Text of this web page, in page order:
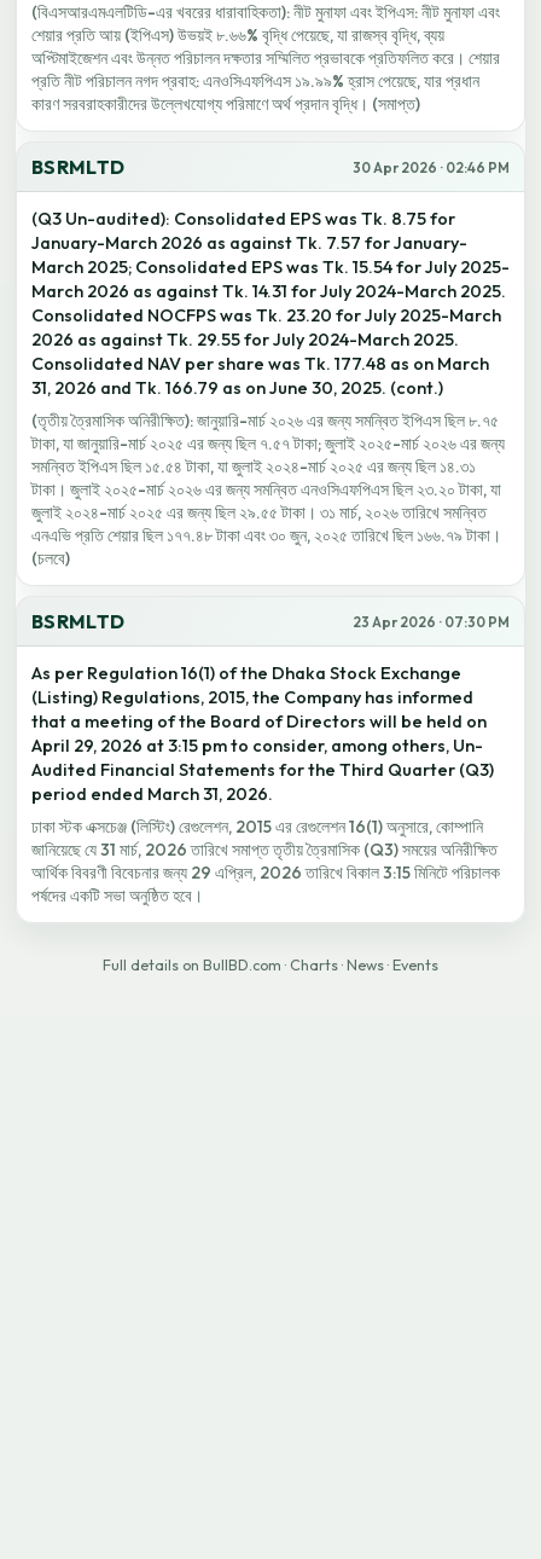
(বিএসআরএমএলটিডি-এর খবরের ধারাবাহিকতা): নীট মুনাফা এবং ইপিএস: নীট মুনাফা এবং
শেয়ার প্রতি আয় (ইপিএস) উভয়ই ৮.৬৬% বৃদ্ধি পেয়েছে, যা রাজস্ব বৃদ্ধি, ব্যয়
অপ্টিমাইজেশন এবং উন্নত পরিচালন দক্ষতার সম্মিলিত প্রভাবকে প্রতিফলিত করে। শেয়ার
প্রতি নীট পরিচালন নগদ প্রবাহ: এনওসিএফপিএস ১৯.৯৯% হ্রাস পেয়েছে, যার প্রধান
কারণ সরবরাহকারীদের উল্লেখযোগ্য পরিমাণে অর্থ প্রদান বৃদ্ধি। (সমাপ্ত)
BSRMLTD 30 Apr 2026 · 02:46 PM
(Q3 Un-audited): Consolidated EPS was Tk. 8.75 for
January-March 2026 as against Tk. 7.57 for January-
March 2025; Consolidated EPS was Tk. 15.54 for July 2025-
March 2026 as against Tk. 14.31 for July 2024-March 2025.
Consolidated NOCFPS was Tk. 23.20 for July 2025-March
2026 as against Tk. 29.55 for July 2024-March 2025.
Consolidated NAV per share was Tk. 177.48 as on March
31, 2026 and Tk. 166.79 as on June 30, 2025. (cont.)
(তৃতীয় ত্রৈমাসিক অনিরীক্ষিত): জানুয়ারি-মার্চ ২০২৬ এর জন্য সমন্বিত ইপিএস ছিল ৮.৭৫
টাকা, যা জানুয়ারি-মার্চ ২০২৫ এর জন্য ছিল ৭.৫৭ টাকা; জুলাই ২০২৫-মার্চ ২০২৬ এর জন্য
সমন্বিত ইপিএস ছিল ১৫.৫৪ টাকা, যা জুলাই ২০২৪-মার্চ ২০২৫ এর জন্য ছিল ১৪.৩১
টাকা। জুলাই ২০২৫-মার্চ ২০২৬ এর জন্য সমন্বিত এনওসিএফপিএস ছিল ২৩.২০ টাকা, যা
জুলাই ২০২৪-মার্চ ২০২৫ এর জন্য ছিল ২৯.৫৫ টাকা। ৩১ মার্চ, ২০২৬ তারিখে সমন্বিত
এনএভি প্রতি শেয়ার ছিল ১৭৭.৪৮ টাকা এবং ৩০ জুন, ২০২৫ তারিখে ছিল ১৬৬.৭৯ টাকা।
(চলবে)
BSRMLTD 23 Apr 2026 · 07:30 PM
As per Regulation 16(1) of the Dhaka Stock Exchange
(Listing) Regulations, 2015, the Company has informed
that a meeting of the Board of Directors will be held on
April 29, 2026 at 3:15 pm to consider, among others, Un-
Audited Financial Statements for the Third Quarter (Q3)
period ended March 31, 2026.
ঢাকা স্টক এক্সচেঞ্জ (লিস্টিং) রেগুলেশন, 2015 এর রেগুলেশন 16(1) অনুসারে, কোম্পানি
জানিয়েছে যে 31 মার্চ, 2026 তারিখে সমাপ্ত তৃতীয় ত্রৈমাসিক (Q3) সময়ের অনিরীক্ষিত
আর্থিক বিবরণী বিবেচনার জন্য 29 এপ্রিল, 2026 তারিখে বিকাল 3:15 মিনিটে পরিচালক
পর্ষদের একটি সভা অনুষ্ঠিত হবে।
Full details on BullBD.com · Charts · News · Events